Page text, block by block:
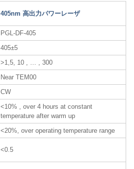
405nm 高出力パワーレーザ
PGL-DF-405
405±5
>1,5, 10 , … , 300
Near TEM00
CW
<10% , over 4 hours at constant
temperature after warm up
<20%, over operating temperature range
<0.5